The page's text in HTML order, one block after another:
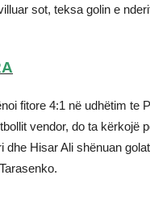
sot, teksa golin e
fitore 4:1 në udhëtim te
vendor, do ta
dhe Hisar Ali shënuan